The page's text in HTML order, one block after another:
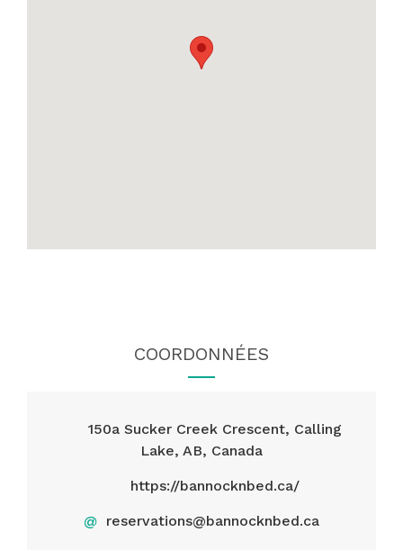
COORDONNÉES
150a Sucker Creek Crescent, Calling
Lake, AB, Canada
https://bannocknbed.ca/
@ reservations@bannocknbed.ca